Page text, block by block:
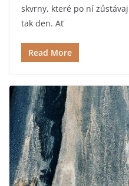
skvrny, které po ní
tak den. Ať
Read More